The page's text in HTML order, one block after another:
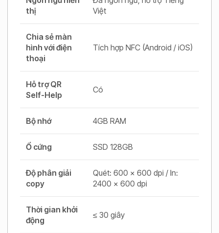
thị
Việt
Chia sẻ màn
hình với điện
thoại
Tích hợp NFC (Android / iOS)
Hỗ trợ QR
Self-Help
Có
Bộ nhớ 4GB RAM
Ổ cứng SSD 128GB
Độ phân giải
copy
Quét: 600 × 600 dpi / In:
2400 × 600 dpi
Thời gian khởi
động
≤ 30 giây